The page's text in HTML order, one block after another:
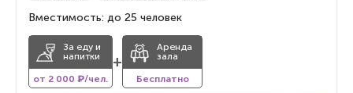
Вместимость: до 25 человек
За еду и
напитки
от 2 000 ₽/чел.
+
Аренда
зала
Бесплатно